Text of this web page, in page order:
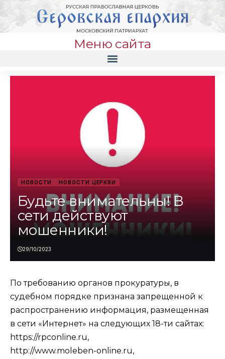
Меню сайта
НОВОСТИ НОВОСТИ ЦЕРКВИ
Будьте внимательны! В
сети действуют
мошенники!
29/10/2023
По требованию органов прокуратуры, в
судебном порядке признана запрещенной к
распространению информация, размещенная
в сети «Интернет» на следующих 18-ти сайтах:
https://rpconline.ru,
http://www.moleben-online.ru,